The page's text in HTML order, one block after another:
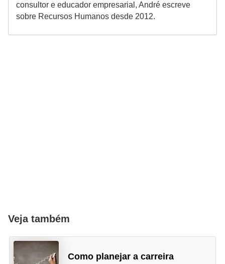
consultor e educador empresarial, André escreve
sobre Recursos Humanos desde 2012.
Veja também
Como planejar a carreira